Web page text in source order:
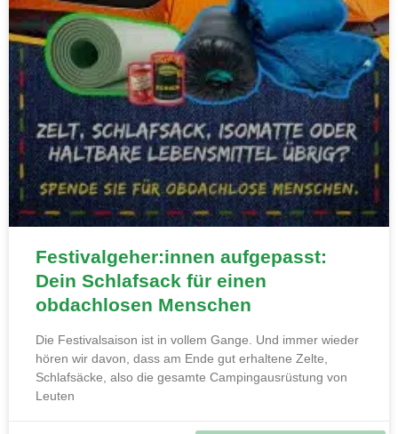
Festivalgeher:innen aufgepasst:
Dein Schlafsack für einen
obdachlosen Menschen
Die Festivalsaison ist in vollem Gange. Und immer wieder
hören wir davon, dass am Ende gut erhaltene Zelte,
Schlafsäcke, also die gesamte Campingausrüstung von
Leuten